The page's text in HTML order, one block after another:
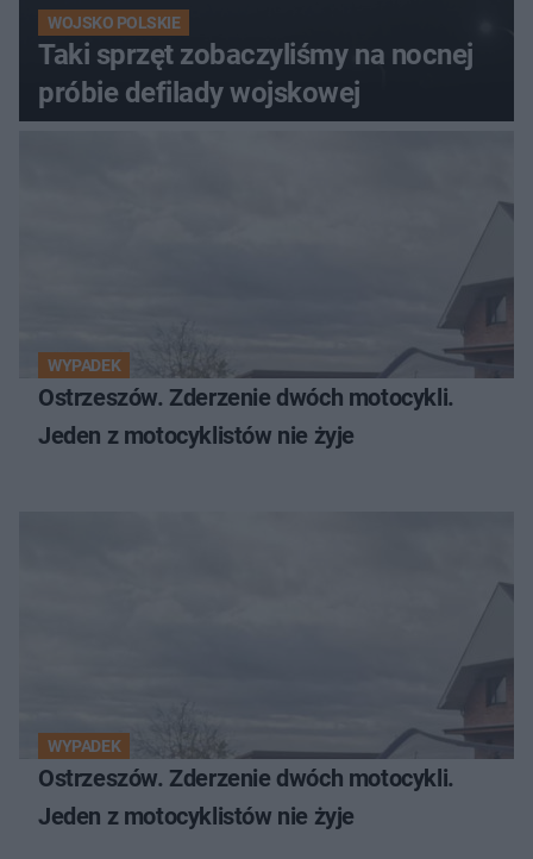
WOJSKO POLSKIE
Taki sprzęt zobaczyliśmy na nocnej
próbie defilady wojskowej
WYPADEK
Ostrzeszów. Zderzenie dwóch motocykli.
Jeden z motocyklistów nie żyje
WYPADEK
Ostrzeszów. Zderzenie dwóch motocykli.
Jeden z motocyklistów nie żyje